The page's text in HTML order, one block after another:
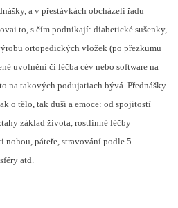
a v přestávkách obcházeli řadu
to, s čím podnikají: diabetické sušenky,
ortopedických vložek (po přezkumu
uvolnění či léčba cév nebo software na
na takových podujatiach bývá. Přednášky
o tělo, tak duši a emoce: od spojitostí
základ života, rostlinné léčby
páteře, stravování podle 5
atd.